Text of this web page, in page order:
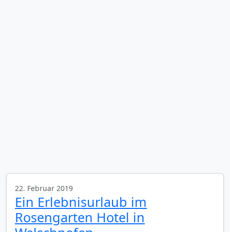
22. Februar 2019
Ein Erlebnisurlaub im
Rosengarten Hotel in